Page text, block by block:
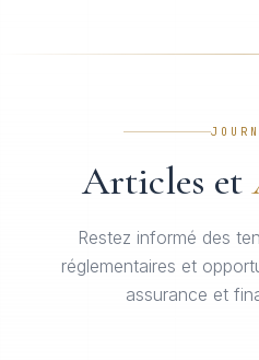
Articles et
Restez informé des
réglementaires et
assurance et